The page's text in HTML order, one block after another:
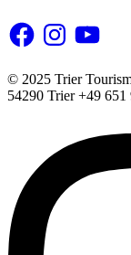
FacebookInstagramYouTube
© 2025 Trier
54290 Trier +49